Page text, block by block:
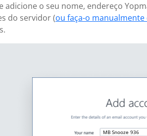
adicione o seu nome, endereço
do servidor (ou faça-o
MB Snooze 936